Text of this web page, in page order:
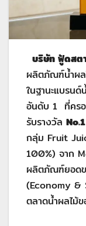
บริษัท ฟู้ดสต
ผลิตภัณฑ์น้ำผ
ในฐานะแบรน
อันดับ 1 ที่ครอ
รับรางวัล
กลุ่ม Fruit
100%) จาก
ผลิตภัณฑ์ยอด
(Economy &
ตลาดน้ำผลไม้